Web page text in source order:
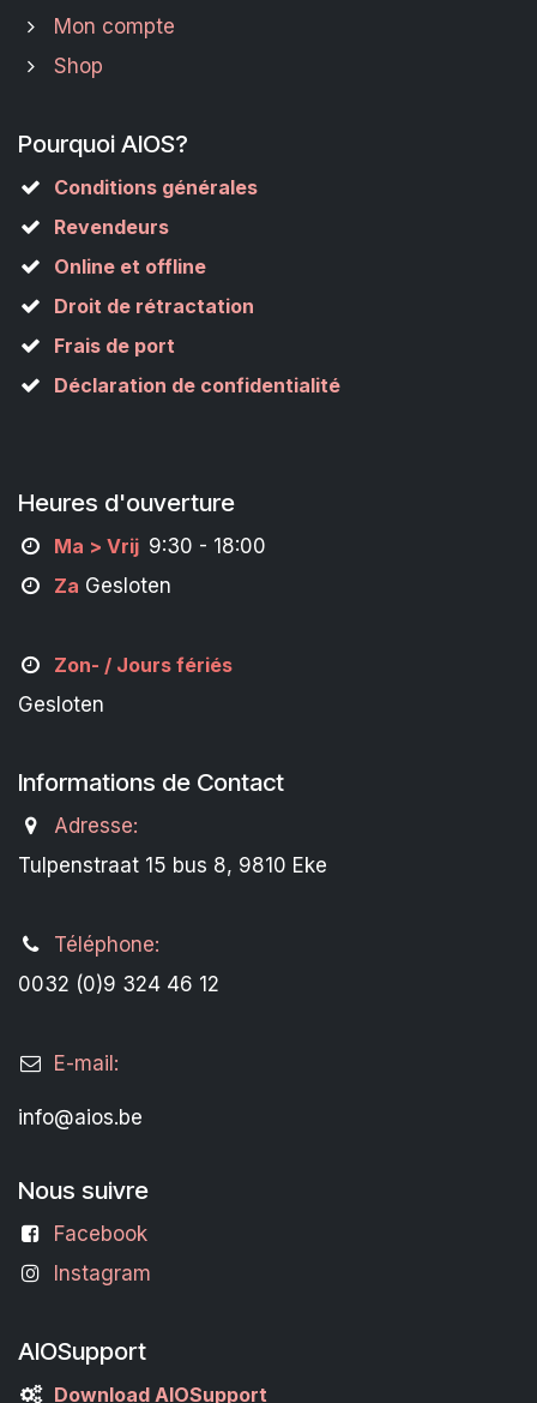
Mon compte
Shop
Pourquoi AIOS?
Conditions générales
Revendeurs
Online et offline
Droit de rétractation
Frais de port
Déclaration de confidentialité
Heures d'ouverture
Ma > Vrij 9:30 - 18:00
Za Gesloten
Zon- / Jours fériés
Gesloten
Informations de Contact
Adresse:
Tulpenstraat 15 bus 8, 9810 Eke
Téléphone:
0032 (0)9 324 46 12
E-mail:
info@aios.be
Nous suivre
Facebook
Instagram
AIOSupport
Download AIOSupport